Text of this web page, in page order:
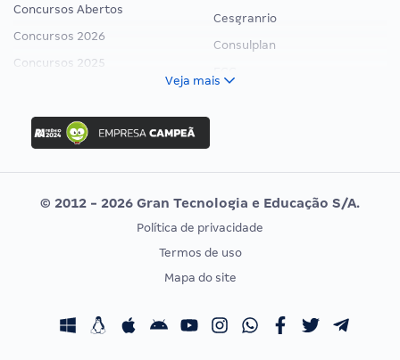
Concursos Abertos
Concursos 2026
Concursos 2025
Concurso Ibama
Concurso MPU
Editais publicados
Cesgranrio
Consulplan
Vunesp
CONCURSOS POR PROFISSÃO
Concursos Fiscais
EXAME DE ORDEM
Calendário OAB
Veja mais
© 2012 - 2026 Gran Tecnologia e Educação S/A.
Política de privacidade
Termos de uso
Mapa do site